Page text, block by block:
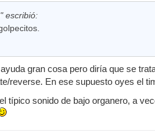
escribió:
gran cosa pero diría que se
reverse. En ese supuesto oyes el
típico sonido de bajo organero, a